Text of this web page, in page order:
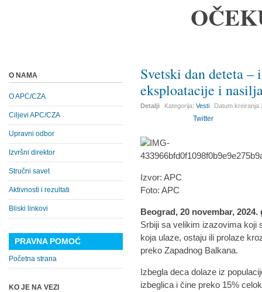
Svetski dan deteta
eksploatacije i
Detalji Kategorija:Vesti Datum kreiranja
Twitter
Izvor: APC
Foto: APC
Beograd, 20 novembar, 2024.
Srbiji sa velikim izazovima koji
koja ulaze, ostaju ili prolaze
preko Zapadnog Balkana.
Izbegla deca dolaze iz
izbeglica i čine preko 15%
O NAMA
O APC/CZA
Ciljevi APC/CZA
Upravni odbor
Izvršni direktor
Stručni savet
Aktivnosti i rezultati
Bliski linkovi
PRAVNA POMOĆ
Početna strana
KO JE NA VEZI